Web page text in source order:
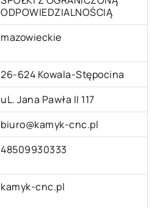
ODPOWIEDZIALNOŚCIĄ
mazowieckie
26-624 Kowala-Stępocina
uL. Jana Pawła II 117
biuro@kamyk-cnc.pl
48509930333
kamyk-cnc.pl